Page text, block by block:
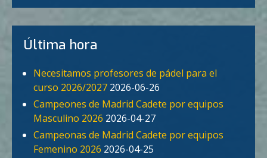
Última hora
Necesitamos profesores de pádel para el
curso 2026/2027 2026-06-26
Campeones de Madrid Cadete por equipos
Masculino 2026 2026-04-27
Campeonas de Madrid Cadete por equipos
Femenino 2026 2026-04-25